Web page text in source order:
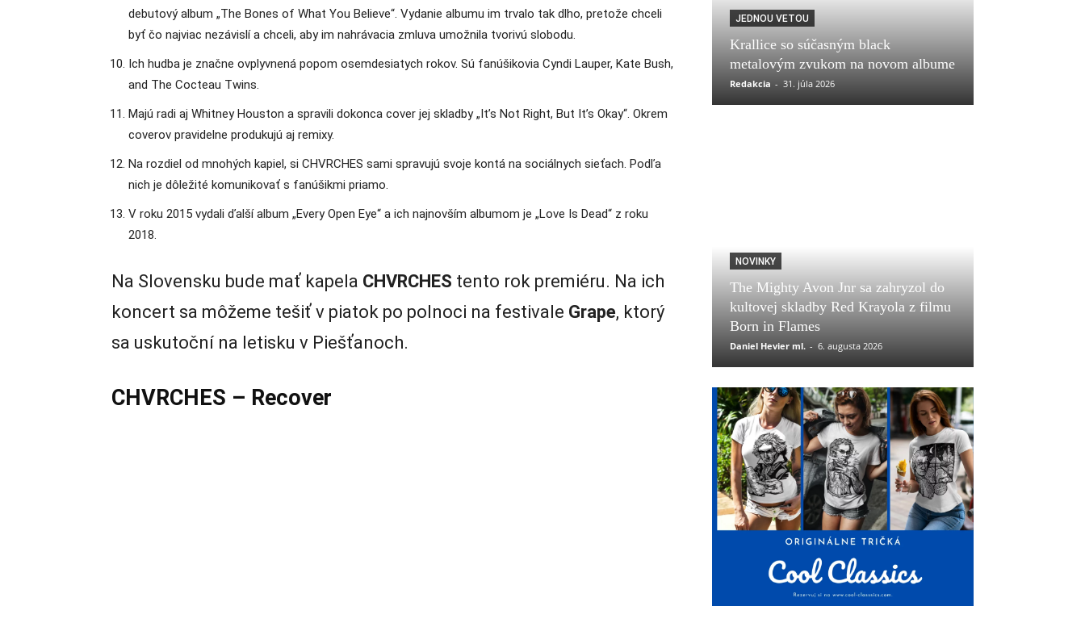
debutový album „The Bones of What You Believe“. Vydanie albumu im trvalo tak dlho, pretože chceli
byť čo najviac nezávislí a chceli, aby im nahrávacia zmluva umožnila tvorivú slobodu.
Ich hudba je značne ovplyvnená popom osemdesiatych rokov. Sú fanúšikovia Cyndi Lauper, Kate Bush,
and The Cocteau Twins.
Majú radi aj Whitney Houston a spravili dokonca cover jej skladby „It’s Not Right, But It’s Okay“. Okrem
coverov pravidelne produkujú aj remixy.
Na rozdiel od mnohých kapiel, si CHVRCHES sami spravujú svoje kontá na sociálnych sieťach. Podľa
nich je dôležité komunikovať s fanúšikmi priamo.
V roku 2015 vydali ďalší album „Every Open Eye“ a ich najnovším albumom je „Love Is Dead“ z roku
2018.
Na Slovensku bude mať kapela CHVRCHES tento rok premiéru. Na ich
koncert sa môžeme tešiť v piatok po polnoci na festivale Grape, ktorý
sa uskutoční na letisku v Piešťanoch.
CHVRCHES – Recover
JEDNOU VETOU
Krallice so súčasným black
metalovým zvukom na novom albume
Redakcia - 31. júla 2026
NOVINKY
The Mighty Avon Jnr sa zahryzol do
kultovej skladby Red Krayola z filmu
Born in Flames
Daniel Hevier ml. - 6. augusta 2026